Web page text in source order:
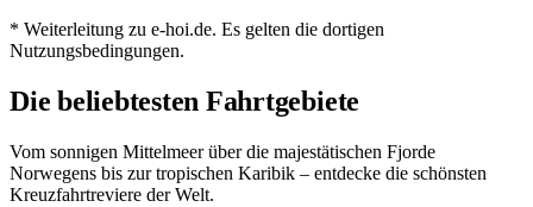
* Weiterleitung zu e-hoi.de. Es gelten die dortigen
Nutzungsbedingungen.
Die beliebtesten Fahrtgebiete
Vom sonnigen Mittelmeer über die majestätischen Fjorde
Norwegens bis zur tropischen Karibik – entdecke die schönsten
Kreuzfahrtreviere der Welt.